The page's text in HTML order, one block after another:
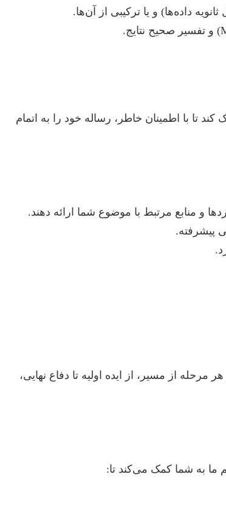
داده‌ها) و یا ترکیبی از آن‌ها.
تا با اطمینان خاطر، رساله خود را به اتمام
و منابع مرتبط با موضوع شما ارائه دهند.
پیشرفته.
از مسیر، از ایده اولیه تا دفاع نهایی،
ما به شما کمک می‌کند تا: